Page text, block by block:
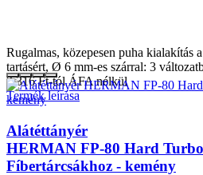
Rugalmas, közepesen puha kialakítás
tartásért, Ø 6 mm-es szárral: 3
3.316Ft-tól ÁFA nélkül
Termék leírása
Alátéttányér
HERMAN FP-80 Hard Turbo
Fíbertárcsákhoz - kemény